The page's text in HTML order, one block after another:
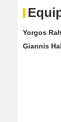
Yorgos
Giannis